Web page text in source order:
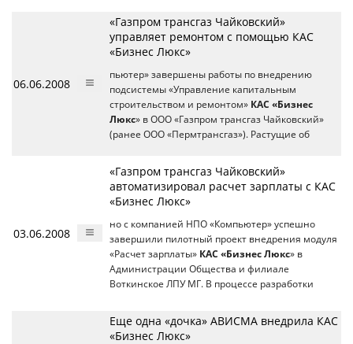
06.06.2008
«Газпром трансгаз Чайковский»
управляет ремонтом с помощью КАС
«Бизнес Люкс»
пьютер» завершены работы по внедрению
подсистемы «Управление капитальным
строительством и ремонтом» КАС «Бизнес
Люкс» в ООО «Газпром трансгаз Чайковский»
(ранее ООО «Пермтрансгаз»). Растущие об
03.06.2008
«Газпром трансгаз Чайковский»
автоматизировал расчет зарплаты с КАС
«Бизнес Люкс»
но с компанией НПО «Компьютер» успешно
завершили пилотный проект внедрения модуля
«Расчет зарплаты» КАС «Бизнес Люкс» в
Администрации Общества и филиале
Воткинское ЛПУ МГ. В процессе разработки
Еще одна «дочка» АВИСМА внедрила КАС
«Бизнес Люкс»